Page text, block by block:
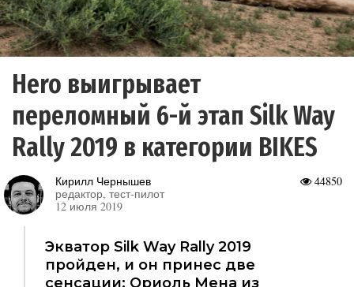
Hero выигрывает
переломный 6-й этап Silk Way
Rally 2019 в категории BIKES
44850
Кирилл Чернышев
редактор, тест-пилот
12 июля 2019
Экватор Silk Way Rally 2019
пройден, и он принес две
сенсации: Ориоль Мена из